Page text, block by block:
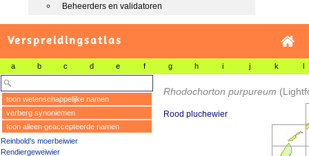
Beheerders en validatoren
Verspreidingsatlas
a b c d e f g h i j k l
toon wetenschappelijke namen
verberg synoniemen
toon alleen geaccepteerde namen
Reinbold's moerbeiwier
Rendiergeweiwier
Rhodochorton purpureum
Rood pluchewier